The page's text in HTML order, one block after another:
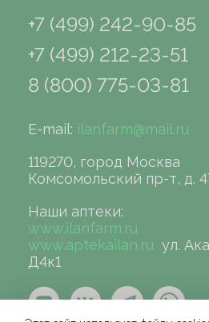
+7 (499) 242-90-85
+7 (499) 212-23-51
8 (800) 775-03-81
E-mail: ilanfarm@mail.ru
119270, город Москва
Комсомольский пр-т, д.
Наши аптеки:
www.ilanfarm.ru
www.aptekailan.ru ул.
Д4к1